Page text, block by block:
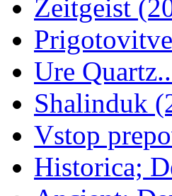
Zeitgeist
Ure
Shalinduk
Vstop
Historica;